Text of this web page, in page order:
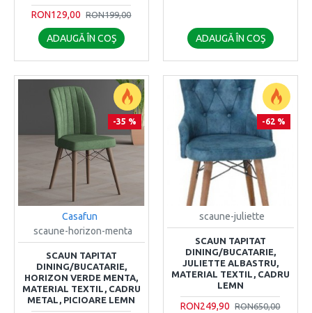
RON129,00 RON199,00
ADAUGĂ ÎN COŞ ADAUGĂ ÎN COŞ
-35 %
Casafun
scaune-horizon-menta
SCAUN TAPITAT
DINING/BUCATARIE,
HORIZON VERDE MENTA,
MATERIAL TEXTIL, CADRU
METAL, PICIOARE LEMN
-62 %
scaune-juliette
SCAUN TAPITAT
DINING/BUCATARIE,
JULIETTE ALBASTRU,
MATERIAL TEXTIL, CADRU
LEMN
RON249,90 RON650,00